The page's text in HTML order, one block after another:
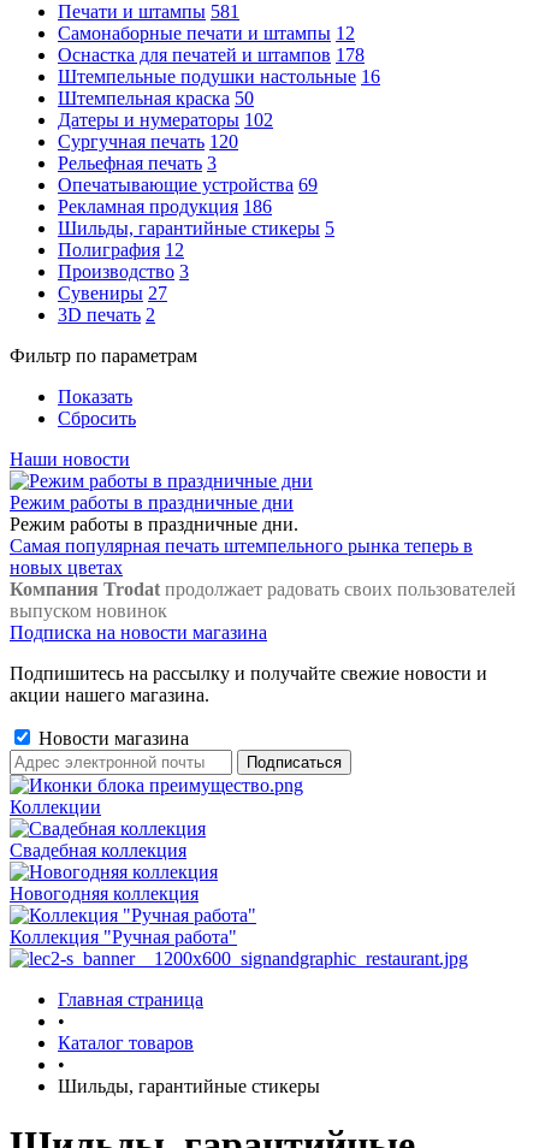
Печати и штампы 581
Самонаборные печати и штампы 12
Оснастка для печатей и штампов 178
Штемпельные подушки настольные 16
Штемпельная краска 50
Датеры и нумераторы 102
Сургучная печать 120
Рельефная печать 3
Опечатывающие устройства 69
Рекламная продукция 186
Шильды, гарантийные стикеры 5
Полиграфия 12
Производство 3
Сувениры 27
3D печать 2
Фильтр по параметрам
Показать
Сбросить
Наши новости
Режим работы в праздничные дни
Режим работы в праздничные дни.
Самая популярная печать штемпельного рынка теперь в
новых цветах
Компания Trodat продолжает радовать своих пользователей
выпуском новинок
Подписка на новости магазина
Подпишитесь на рассылку и получайте свежие новости и
акции нашего магазина.
Новости магазина
Коллекции
Свадебная коллекция
Новогодняя коллекция
Коллекция "Ручная работа"
Главная страница
•
Каталог товаров
•
Шильды, гарантийные стикеры